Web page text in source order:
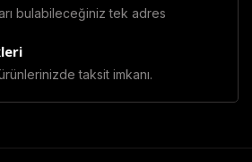
bulabileceğiniz tek adres
taksit imkanı.